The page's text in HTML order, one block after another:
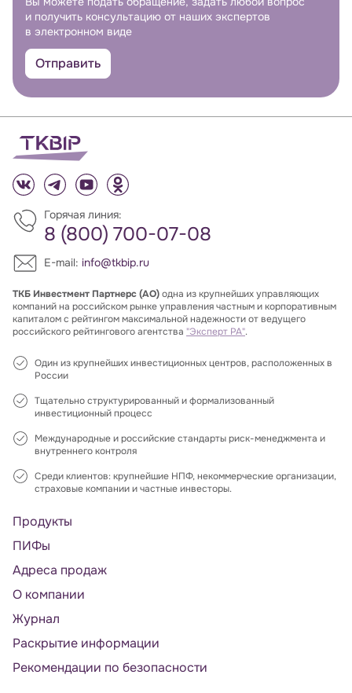
и получить консультацию от наших экспертов
в электронном виде
Отправить
Горячая линия:
8 (800) 700-07-08
E-mail: info@tkbip.ru
ТКБ Инвестмент Партнерс (АО)одна из крупнейших управляющих
компаний на российском рынке управления частным и корпоративным
капиталом с рейтингом максимальной надежности от ведущего
российского рейтингового агентства "Эксперт РА".
Один из крупнейших инвестиционных центров, расположенных в
России
Тщательно структурированный и формализованный
инвестиционный процесс
Международные и российские стандарты риск-менеджмента и
внутреннего контроля
Среди клиентов: крупнейшие НПФ, некоммерческие организации,
страховые компании и частные инвесторы.
Продукты
ПИФы
Адреса продаж
О компании
Журнал
Раскрытие информации
Рекомендации по безопасности